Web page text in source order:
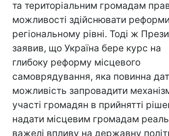
та територіальним громадам
можливості здійснювати
регіональному рівні. Тоді ж
заявив, що Україна бере курс на
глибоку реформу місцевого
самоврядування, яка повинна
можливість запровадити
участі громадян в прийнятті
надати місцевим громадам
важелі впливу на державну